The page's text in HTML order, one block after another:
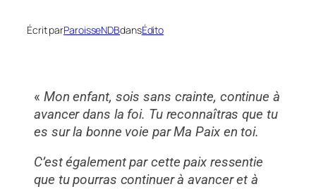
Écrit parParoisseNDBdansÉdito
« Mon enfant, sois sans crainte, continue à
avancer dans la foi. Tu reconnaîtras que tu
es sur la bonne voie par Ma Paix en toi.
C’est également par cette paix ressentie
que tu pourras continuer à avancer et à